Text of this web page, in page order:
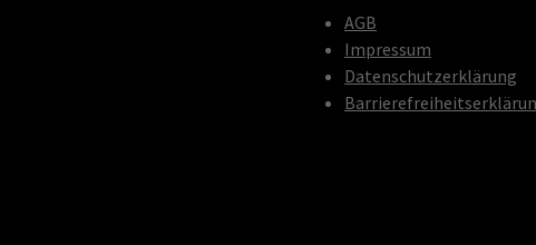
AGB
Impressum
Datenschutzerklärung